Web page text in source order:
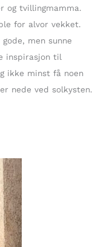
og tvillingmamma.
for alvor vekket.
men sunne
inspirasjon til
ikke minst få noen
nede ved solkysten.